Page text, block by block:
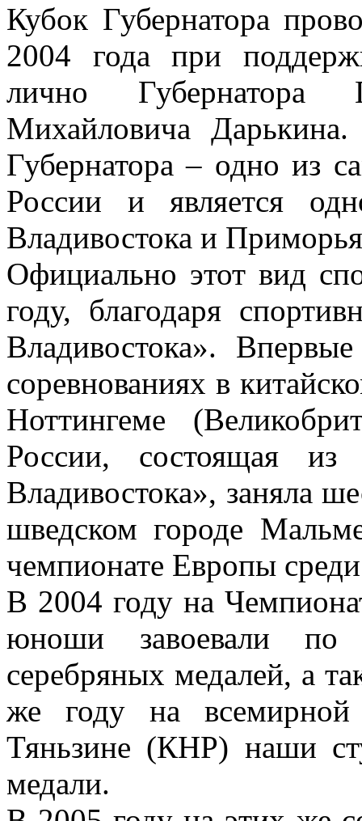
Кубок Губернатора
2004 года при
лично Губернатора
Михайловича
Губернатора – одно из
России и является
Владивостока и
Официально этот вид
году, благодаря
Владивостока».
соревнованиях в
Ноттингеме
России, состоящая из
Владивостока», заняла
шведском городе
чемпионате Европы
В 2004 году на
юноши завоевали по
серебряных медалей, а
же году на всемирной
Тяньзине (КНР) наши
медали.